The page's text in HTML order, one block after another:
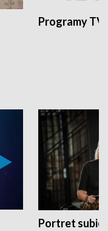
Programy
Portret